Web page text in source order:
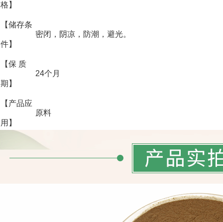
格】
【储存条
件】
密闭，阴凉，防潮，避光。
【保 质
期】
24个月
【产品应
用】
原料